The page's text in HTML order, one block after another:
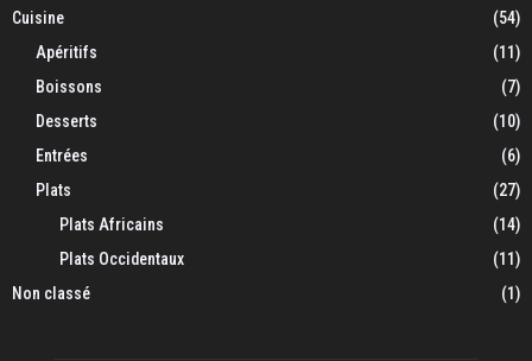
Cuisine
(54)
Apéritifs
(11)
Boissons
(7)
Desserts
(10)
Entrées
(6)
Plats
(27)
Plats Africains
(14)
Plats Occidentaux
(11)
Non classé
(1)